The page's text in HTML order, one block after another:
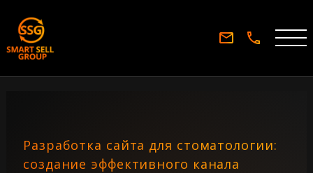
Разработка сайта для стоматологии:
создание эффективного канала